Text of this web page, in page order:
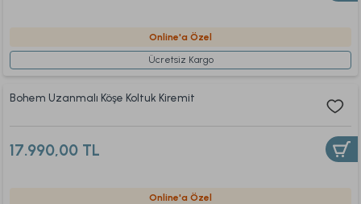
Online'a Özel
Ücretsiz Kargo
Bohem Uzanmalı Köşe Koltuk Kiremit
17.990,00 TL
Online'a Özel